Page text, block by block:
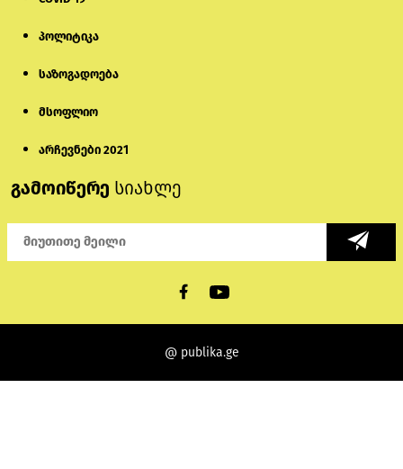
პოლიტიკა
საზოგადოება
მსოფლიო
არჩევნები 2021
გამოიწერე სიახლე
@ publika.ge